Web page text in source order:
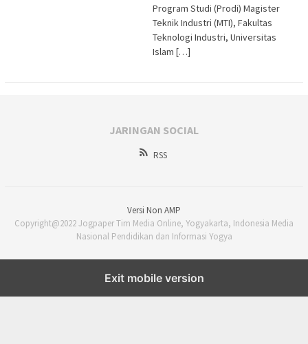
Program Studi (Prodi) Magister
Teknik Industri (MTI), Fakultas
Teknologi Industri, Universitas
Islam […]
JARINGAN SOCIAL
RSS
Versi Non AMP
Copyright@2022 Jogpaper Tim Media Online, Yogyakarta, Indonesia Media
Nasional Pendidikan dan Informasi Yogya
Exit mobile version